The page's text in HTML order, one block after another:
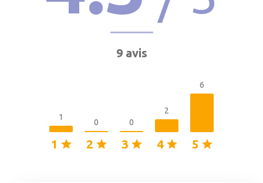
9 avis
1
1
0
2
0
3
2
4
6
5